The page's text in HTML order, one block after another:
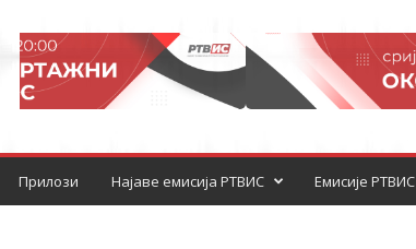
Прилози Најаве емисија РТВИС Емисије РТВИС